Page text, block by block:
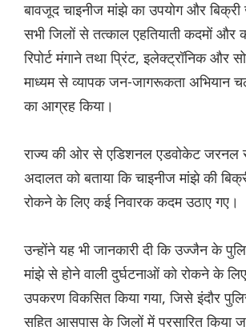
बावजूद चाइनीज मांझे का उपयोग और बिक्री
सभी जिलों से तत्काल एहतियाती कदमों और
रिपोर्ट मंगाने तथा प्रिंट, इलेक्ट्रॉनिक और
माध्यम से व्यापक जन-जागरूकता अभियान
का आग्रह किया।
राज्य की ओर से एडिशनल एडवोकेट जरनल
अदालत को बताया कि चाइनीज मांझे की
रोकने के लिए कई निवारक कदम उठाए गए।
उन्होंने यह भी जानकारी दी कि उज्जैन के
मांझे से होने वाली दुर्घटनाओं को रोकने के
उपकरण विकसित किया गया, जिसे इंदौर
सहित आसपास के जिलों में प्रसारित किया